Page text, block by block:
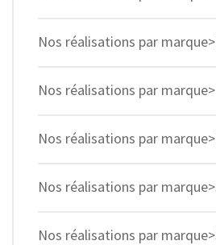
Nos réalisations par
Nos réalisations par
Nos réalisations par
Nos réalisations par
Nos réalisations par